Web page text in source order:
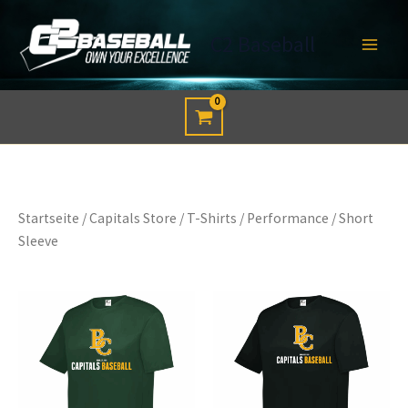
Inhalt
springen
C2 Baseball
Startseite /Capitals Store / T-Shirts / Performance / Short
Sleeve